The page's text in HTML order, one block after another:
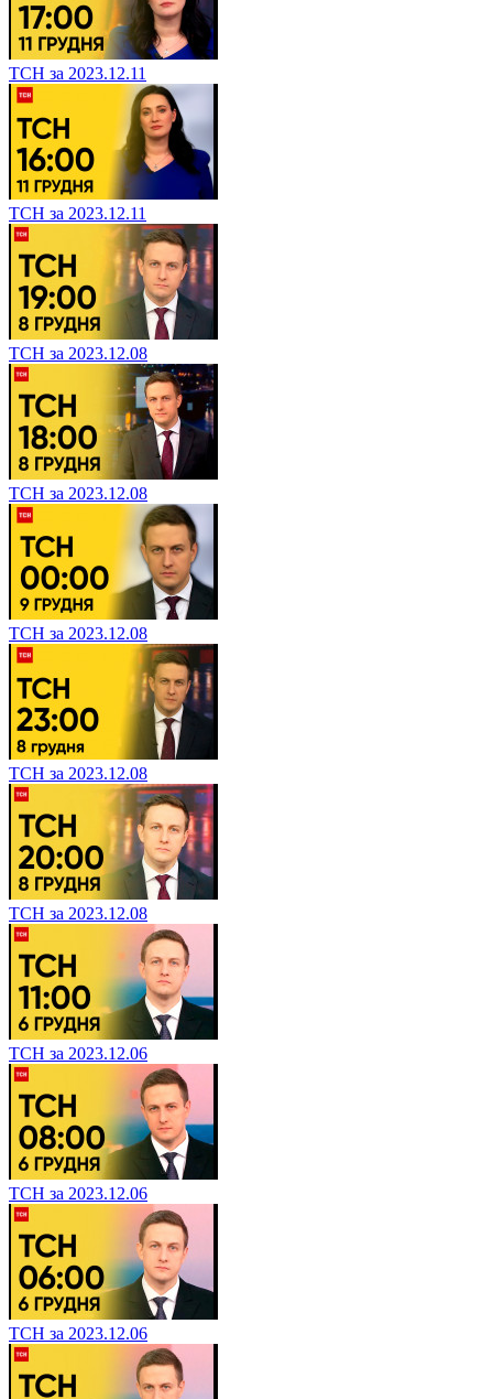
ТСН за 2023.12.11
ТСН за 2023.12.11
ТСН за 2023.12.08
ТСН за 2023.12.08
ТСН за 2023.12.08
ТСН за 2023.12.08
ТСН за 2023.12.08
ТСН за 2023.12.06
ТСН за 2023.12.06
ТСН за 2023.12.06